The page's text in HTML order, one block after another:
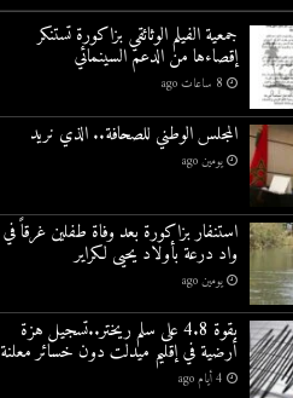
جمعية الفيلم الوثائقي بزاكورة تستنكر
إقصاءها من الدعم السينمائي
8 ساعات ago
المجلس الوطني للصحافة.. الذي نريد
يومين ago
استنفار بزاكورة بعد وفاة طفلين غرقاً في
واد درعة بأولاد يحيى لكراير
يومين ago
بقوة 4.8 على سلم ريختر..تسجيل هزة
أرضية في إقليم ميدلت دون خسائر معلنة
4 أيام ago